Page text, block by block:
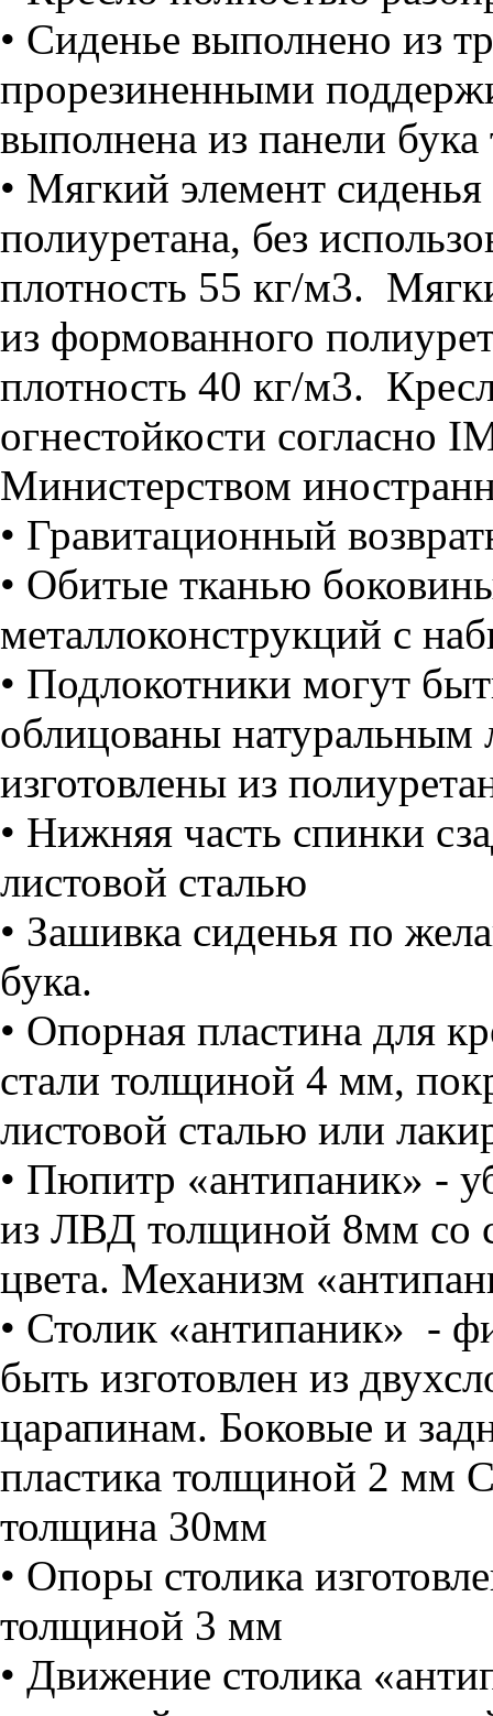
• Сиденье выполнено из
прорезиненными
выполнена из панели
• Мягкий элемент
полиуретана, без
плотность 55 кг/м3.
из формованного
плотность 40 кг/м3.
огнестойкости согласно
Министерством
• Гравитационный
• Обитые тканью
металлоконструкций с
• Подлокотники могут
облицованы
изготовлены из
• Нижняя часть спинки
листовой сталью
• Зашивка сиденья по
бука.
• Опорная пластина для
стали толщиной 4 мм,
листовой сталью или
• Пюпитр «антипаник» -
из ЛВД толщиной 8мм со
цвета. Механизм
• Столик «антипаник» -
быть изготовлен из
царапинам. Боковые и
пластика толщиной 2 мм
толщина 30мм
• Опоры столика
толщиной 3 мм
• Движение столика